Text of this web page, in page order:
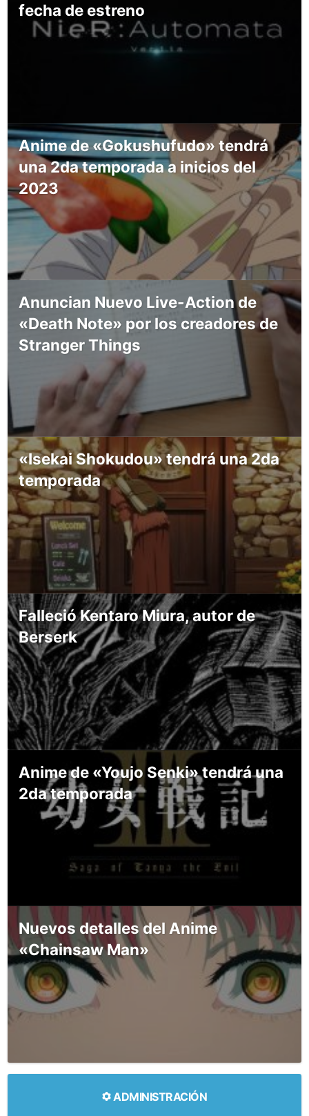
fecha de estreno
Anime de «Gokushufudo» tendrá
una 2da temporada a inicios del
2023
Anuncian Nuevo Live-Action de
«Death Note» por los creadores de
Stranger Things
«Isekai Shokudou» tendrá una 2da
temporada
Falleció Kentaro Miura, autor de
Berserk
Anime de «Youjo Senki» tendrá una
2da temporada
Nuevos detalles del Anime
«Chainsaw Man»
ADMINISTRACIÓN